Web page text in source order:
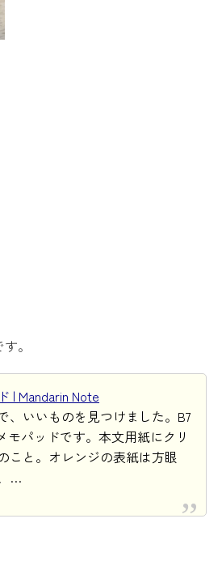
。
| Mandarin Note
、いいものを見つけました。B7
モパッドです。本文用紙にクリ
こと。オレンジの表紙は方眼
…